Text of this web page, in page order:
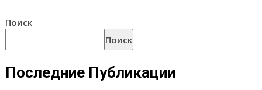
Поиск
Поиск
Последние Публикации